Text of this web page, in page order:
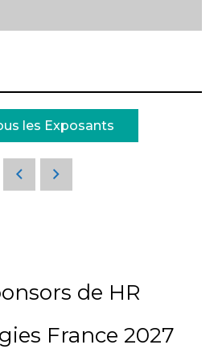
les Exposants
de HR
France 2027